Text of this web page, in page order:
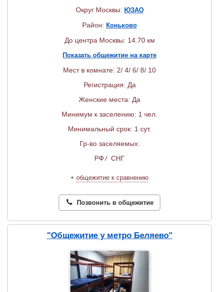
Округ Москвы: ЮЗАО
Район: Коньково
До центра Москвы: 14.70 км
Показать общежитие на карте
Мест в комнате: 2/ 4/ 6/ 8/ 10
Регистрация: Да
Женские места: Да
Минимум к заселению: 1 чел.
Минимальный срок: 1 сут.
Гр-во заселяемых:
РФ/ СНГ
+ общежитие к сравнению
Позвонить в общежитие
"Общежитие у метро Беляево"